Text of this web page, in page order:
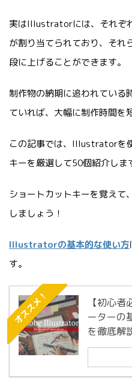
実はIllustratorには、それぞ
が割り当てられており、それ
段に上げることができます。
制作物の納期に追われている
ていれば、大幅に制作時間を
この記事では、Illustratorを
キーを厳選して50個紹介しま
ショートカットキーを覚え
しましょう！
Illustratorの基本的な使い方
す。
オススメ！
【初心
ーターの
を徹底解